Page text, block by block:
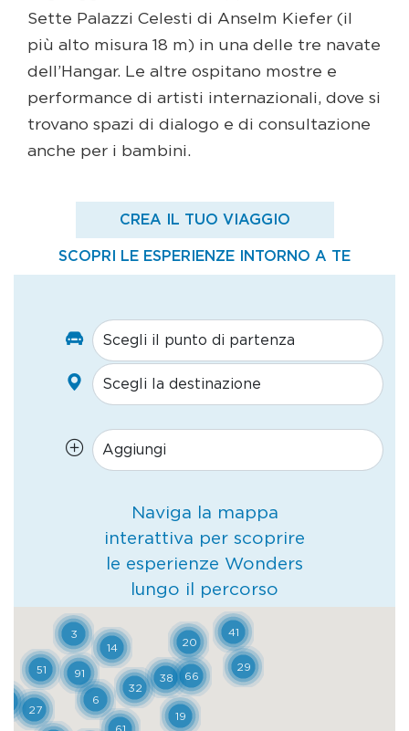
Sette Palazzi Celesti di Anselm Kiefer (il
più alto misura 18 m) in una delle tre navate
dell’Hangar. Le altre ospitano mostre e
performance di artisti internazionali, dove si
trovano spazi di dialogo e di consultazione
anche per i bambini.